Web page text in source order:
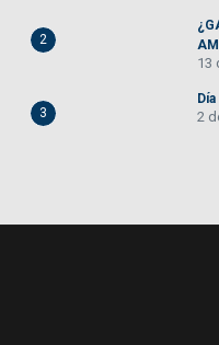
2
13
3 2